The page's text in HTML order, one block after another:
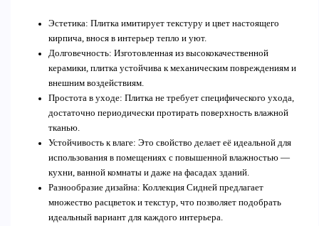
Эстетика: Плитка имитирует текстуру и цвет настоящего
кирпича, внося в интерьер тепло и уют.
Долговечность: Изготовленная из высококачественной
керамики, плитка устойчива к механическим повреждениям и
внешним воздействиям.
Простота в уходе: Плитка не требует специфического ухода,
достаточно периодически протирать поверхность влажной
тканью.
Устойчивость к влаге: Это свойство делает её идеальной для
использования в помещениях с повышенной влажностью —
кухни, ванной комнаты и даже на фасадах зданий.
Разнообразие дизайна: Коллекция Сидней предлагает
множество расцветок и текстур, что позволяет подобрать
идеальный вариант для каждого интерьера.